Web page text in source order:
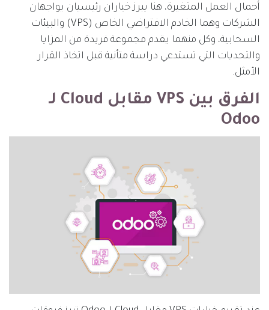
أحمال العمل المتغيرة، هنا يبرز خياران رئيسيان يواجهان
الشركات وهما الخادم الافتراضي الخاص (VPS) والبيئات
السحابية، وكل منهما يقدم مجموعة فريدة من المزايا
والتحديات التي تستدعي دراسة متأنية قبل اتخاذ القرار
الأمثل.
الفرق بين VPS مقابل Cloud لـ
Odoo